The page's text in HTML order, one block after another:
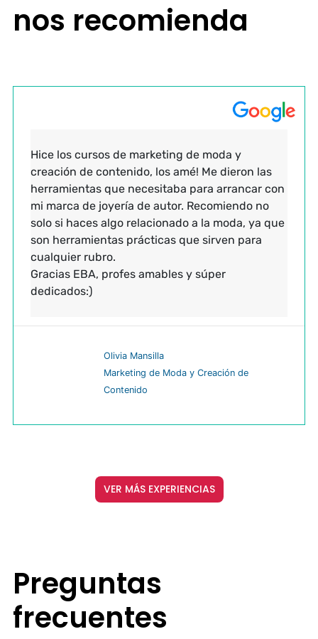
nos recomienda
Hice los cursos de marketing de moda y
creación de contenido, los amé! Me dieron las
herramientas que necesitaba para arrancar con
mi marca de joyería de autor. Recomiendo no
solo si haces algo relacionado a la moda, ya que
son herramientas prácticas que sirven para
cualquier rubro.
Gracias EBA, profes amables y súper
dedicados:)
Olivia Mansilla
Marketing de Moda y Creación de
Contenido
VER MÁS EXPERIENCIAS
Preguntas
frecuentes